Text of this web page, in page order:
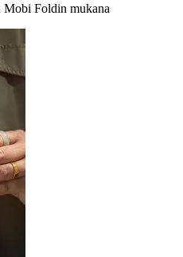
Foldin mukana